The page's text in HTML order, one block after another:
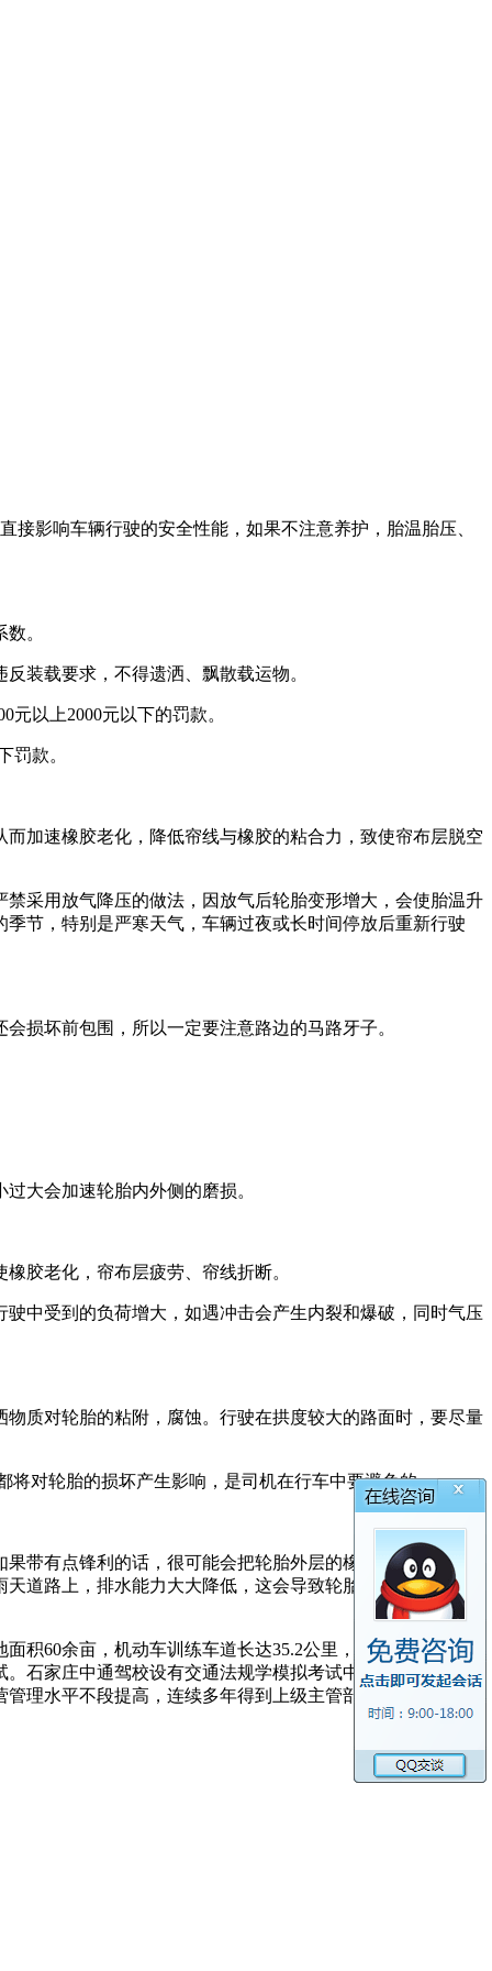
影响车辆行驶的安全性能，如果不注意养护，胎温胎压、
。
装载要求，不得遗洒、飘散载运物。
以上2000元以下的罚款。
罚款。
加速橡胶老化，降低帘线与橡胶的粘合力，致使帘布层脱空
采用放气降压的做法，因放气后轮胎变形增大，会使胎温升
节，特别是严寒天气，车辆过夜或长时间停放后重新行驶
损坏前包围，所以一定要注意路边的马路牙子。
大会加速轮胎内外侧的磨损。
胶老化，帘布层疲劳、帘线折断。
中受到的负荷增大，如遇冲击会产生内裂和爆破，同时气压
质对轮胎的粘附，腐蚀。行驶在拱度较大的路面时，要尽量
将对轮胎的损坏产生影响，是司机在行车中要避免的。
带有点锋利的话，很可能会把轮胎外层的橡胶刺破导致漏气
道路上，排水能力大大降低，这会导致轮胎抓地力下降，从
积60余亩，机动车训练车道长达35.2公里，拥有80余辆各类
石家庄中通驾校设有交通法规学模拟考试中心和IC卡指纹计
理水平不段提高，连续多年得到上级主管部门的好评。石家